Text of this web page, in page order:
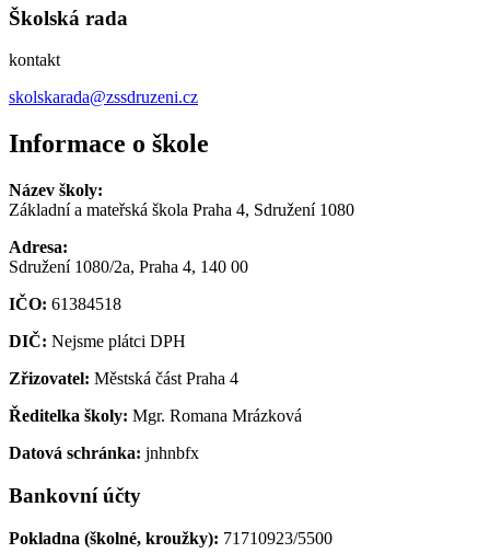
Školská rada
kontakt
skolskarada@zssdruzeni.cz
Informace o škole
Název školy:
Základní a mateřská škola Praha 4, Sdružení 1080
Adresa:
Sdružení 1080/2a, Praha 4, 140 00
IČO: 61384518
DIČ: Nejsme plátci DPH
Zřizovatel: Městská část Praha 4
Ředitelka školy: Mgr. Romana Mrázková
Datová schránka: jnhnbfx
Bankovní účty
Pokladna (školné, kroužky): 71710923/5500